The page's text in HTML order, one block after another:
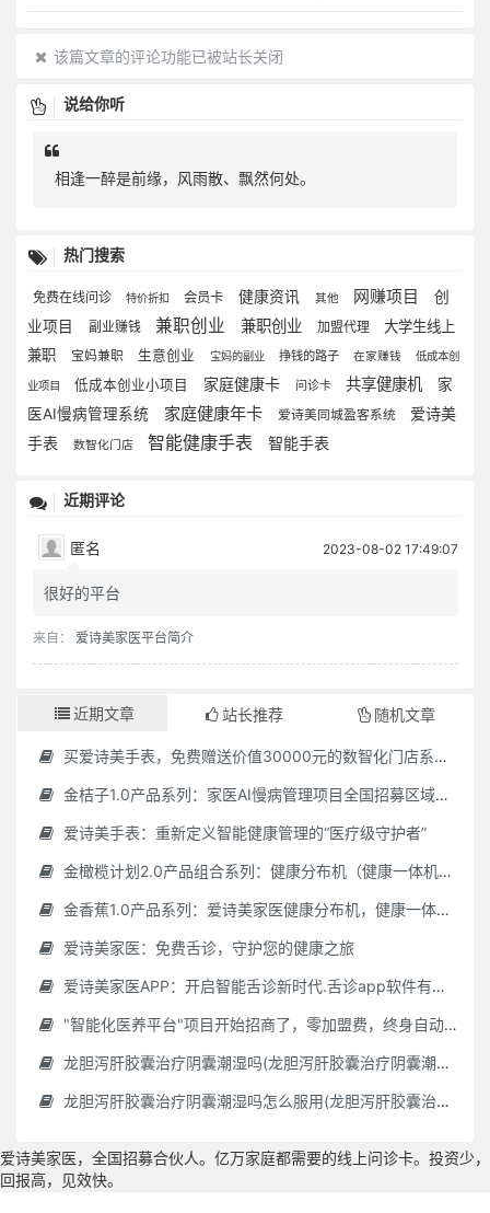
该篇文章的评论功能已被站长关闭
说给你听
相逢一醉是前缘，风雨散、飘然何处。
热门搜索
免费在线问诊 特价折扣 会员卡 健康资讯 其他 网赚项目
创
业项目
副业赚钱 兼职创业 兼职创业 加盟代理
大学生线上
兼职
宝妈兼职 生意创业 宝妈的副业 挣钱的路子 在家赚钱 低成本创
业项目 低成本创业小项目 家庭健康卡 问诊卡 共享健康机
家
医AI慢病管理系统
家庭健康年卡 爱诗美同城盈客系统
爱诗美
手表
数智化门店 智能健康手表 智能手表
近期评论
匿名 2023-08-02 17:49:07
很好的平台
来自： 爱诗美家医平台简介
近期文章 站长推荐 随机文章
买爱诗美手表，免费赠送价值30000元的数智化门店系统一套（含硬件）
金桔子1.0产品系列：家医AI慢病管理项目全国招募区域合伙人，低投入，高回报，长收益
爱诗美手表：重新定义智能健康管理的“医疗级守护者”
金橄榄计划2.0产品组合系列：健康分布机（健康一体机）+慢病管理系统，可落地在健康小屋，社区服务中心等等
金香蕉1.0产品系列：爱诗美家医健康分布机，健康一体机，社区服务中心，药店，健康小屋都需要
爱诗美家医：免费舌诊，守护您的健康之旅
爱诗美家医APP：开启智能舌诊新时代.舌诊app软件有哪些 好用的舌诊app大全
"智能化医养平台"项目开始招商了，零加盟费，终身自动赚钱
龙胆泻肝胶囊治疗阴囊潮湿吗(龙胆泻肝胶囊治疗阴囊潮湿吗怎么服用)
龙胆泻肝胶囊治疗阴囊潮湿吗怎么服用(龙胆泻肝胶囊治疗阴囊潮湿吗怎么服用效果好)
爱诗美家医，全国招募合伙人。亿万家庭都需要的线上问诊卡。投资少，
回报高，见效快。